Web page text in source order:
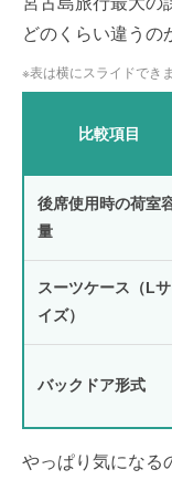
どのくらい違うの
※表は横にスライドでき
比較項目
後席使用時の荷室
量
スーツケース（Lサ
イズ）
バックドア形式
やっぱり気になる